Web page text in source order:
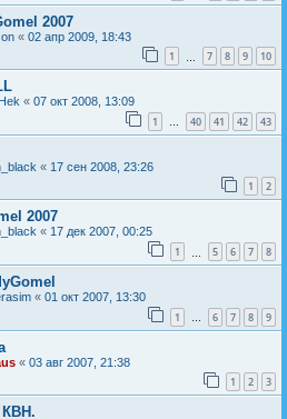
2007
« 02 апр 2009, 18:43
1 7 8 9 10
« 07 окт 2008, 13:09
1 … 40 41 42 43
« 17 сен 2008, 23:26
1 2
2007
« 17 дек 2007, 00:25
1 5 6 7 8
« 01 окт 2007, 13:30
1 … 6 7 8 9
« 03 авг 2007, 21:38
1 2 3
КВН.